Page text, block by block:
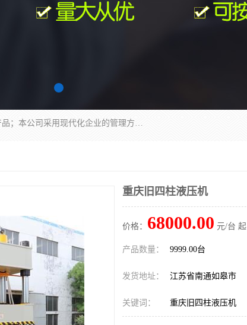
南通科达机床制造有限公司主要生产液压机、冲床、压力机等产品；本公司采用现代化企业的管理方法进行管理，立足于产品的质量管理，以优秀的品质、新颖的设计、合理的价格、完善的服务赢得广大客户的充分信赖和良好的口碑。领导层将运用科学管理方法及长期积累下来的经验和广泛领域吸取来新的技术不断调整产品结构，为市场提供精良的各类机械设备。企业将坚持与国内外各界朋友，真诚合作，共创辉煌。
重庆旧四柱液压机
价格： 68000.00 元/台 起
产品数量： 9999.00台
发货地址： 江苏省南通如皋市
关键词： 重庆旧四柱液压机